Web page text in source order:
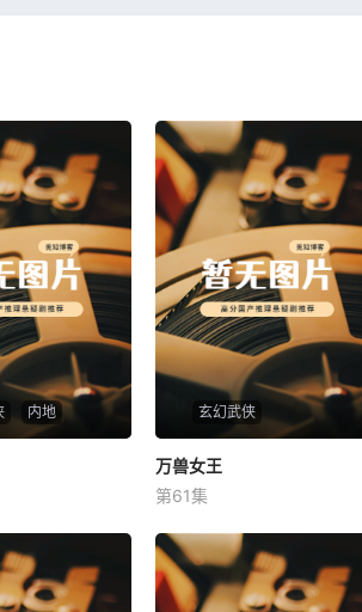
内地 玄幻武侠
万兽女王
未知
万兽女王
第61集